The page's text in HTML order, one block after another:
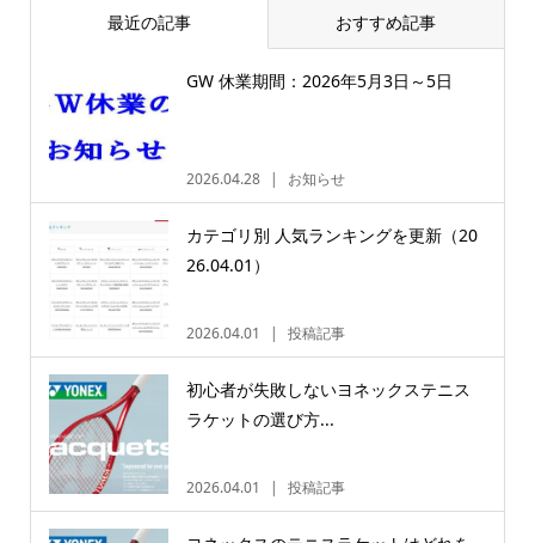
最近の記事 おすすめ記事
GW 休業期間：2026年5月3日～5日
2026.04.28 お知らせ
カテゴリ別 人気ランキングを更新（20
26.04.01）
2026.04.01 投稿記事
初心者が失敗しないヨネックステニス
ラケットの選び方...
2026.04.01 投稿記事